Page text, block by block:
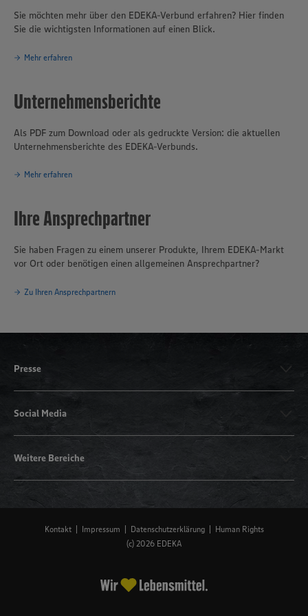
Sie möchten mehr über den EDEKA-Verbund erfahren? Hier finden
Sie die wichtigsten Informationen auf einen Blick.
Mehr erfahren
Unternehmensberichte
Als PDF zum Download oder als gedruckte Version: die aktuellen
Unternehmensberichte des EDEKA-Verbunds.
Mehr erfahren
Ihre Ansprechpartner
Sie haben Fragen zu einem unserer Produkte, Ihrem EDEKA-Markt
vor Ort oder benötigen einen allgemeinen Ansprechpartner?
Zu Ihren Ansprechpartnern
Presse
Social Media
Weitere Bereiche
Kontakt Impressum Datenschutzerklärung
Human Rights
(c) 2026 EDEKA